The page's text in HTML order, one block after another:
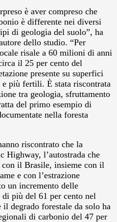
è aver compreso che
è differente nei diversi
di geologia del suolo”, ha
dello studio. “Per
risale a 60 milioni di anni
il 25 per cento del
presente su superfici
più fertili. È stata riscontrata
tra geologia, sfruttamento
del primo esempio di
nella foresta
riscontrato che la
Highway, l’autostrada che
il Brasile, insieme con il
e con l’estrazione
un incremento delle
più del 61 per cento nel
degrado forestale da solo ha
di carbonio del 47 per